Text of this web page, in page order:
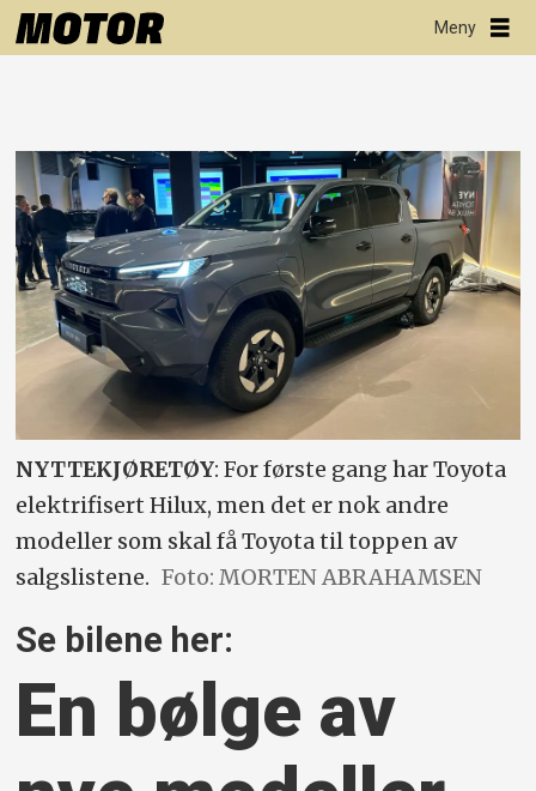
NYTTEKJØRETØY: For første gang har Toyota
elektrifisert Hilux, men det er nok andre
modeller som skal få Toyota til toppen av
salgslistene. Foto: MORTEN ABRAHAMSEN
Se bilene her:
En bølge av